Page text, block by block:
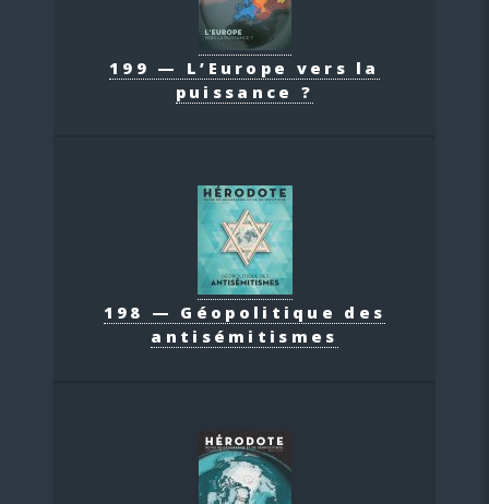
199 — L’Europe vers la
puissance ?
198 — Géopolitique des
antisémitismes